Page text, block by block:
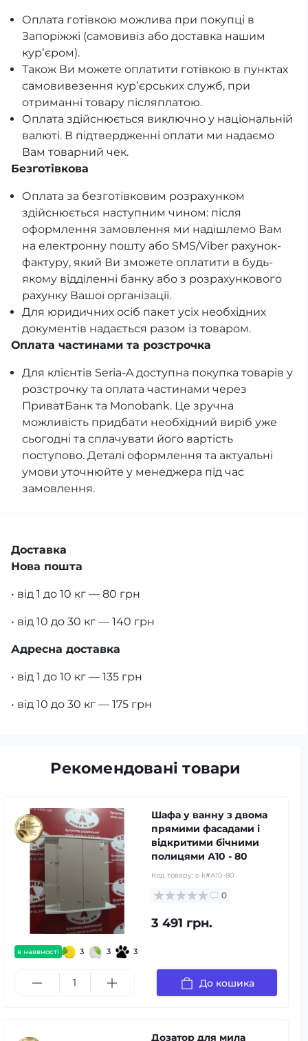
Оплата готівкою можлива при покупці в
Запоріжжі (самовивіз або доставка нашим
курʼєром).
Також Ви можете оплатити готівкою в пунктах
самовивезення курʼєрських служб, при
отриманні товару післяплатою.
Оплата здійснюється виключно у національній
валюті. В підтвердженні оплати ми надаємо
Вам товарний чек.
Безготівкова
Оплата за безготівковим розрахунком
здійснюється наступним чином: після
оформлення замовлення ми надішлемо Вам
на електронну пошту або SMS/Viber рахунок-
фактуру, який Ви зможете оплатити в будь-
якому відділенні банку або з розрахункового
рахунку Вашої організації.
Для юридичних осіб пакет усіх необхідних
документів надається разом із товаром.
Оплата частинами та розстрочка
Для клієнтів Seria-A доступна покупка товарів у
розстрочку та оплата частинами через
ПриватБанк та Monobank. Це зручна
можливість придбати необхідний виріб уже
сьогодні та сплачувати його вартість
поступово. Деталі оформлення та актуальні
умови уточнюйте у менеджера під час
замовлення.
Доставка
Нова пошта
• від 1 до 10 кг — 80 грн
• від 10 до 30 кг — 140 грн
Адресна доставка
• від 1 до 10 кг — 135 грн
• від 10 до 30 кг — 175 грн
Рекомендовані товари
в наявності 3 3 3
Шафа у ванну з двома
прямими фасадами і
відкритими бічними
полицями А10 - 80
Код товару: s-k#А10-80
0
3 491 грн.
До кошика
Дозатор для мила